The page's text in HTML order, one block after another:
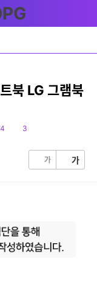
북 LG 그램북
댓
3
가 가